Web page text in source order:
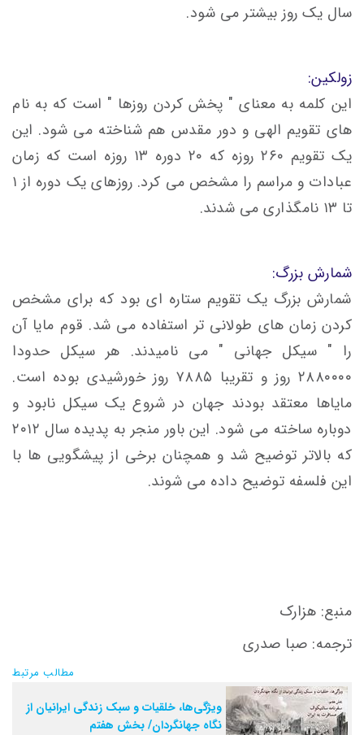
سال یک روز بیشتر می شود.
زولکین:
این کلمه به معنای " پخش کردن روزها " است که به نام
های تقویم الهی و دور مقدس هم شناخته می شود. این
یک تقویم ۲۶۰ روزه که ۲۰ دوره ۱۳ روزه است که زمان
عبادات و مراسم را مشخص می کرد. روزهای یک دوره از ۱
تا ۱۳ نامگذاری می شدند.
شمارش بزرگ:
شمارش بزرگ یک تقویم ستاره ای بود که برای مشخص
کردن زمان های طولانی تر استفاده می شد. قوم مایا آن
را " سیکل جهانی " می نامیدند. هر سیکل حدودا
۲۸۸۰۰۰۰ روز و تقریبا ۷۸۸۵ روز خورشیدی بوده است.
مایاها معتقد بودند جهان در شروع یک سیکل نابود و
دوباره ساخته می شود. این باور منجر به پدیده سال ۲۰۱۲
که بالاتر توضیح شد و همچنان برخی از پیشگویی ها با
این فلسفه توضیح داده می شوند.
منبع: هزارک
ترجمه: صبا صدری
مطالب مرتبط
ویژگی‌ها، خلقیات و سبک زندگی ایرانیان از
نگاه جهانگردان/ بخش هفتم